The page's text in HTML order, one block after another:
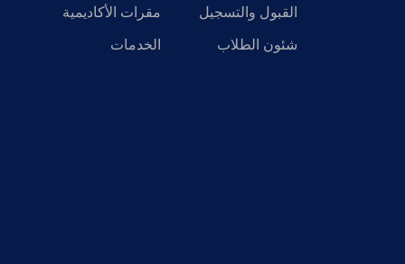
القبول والتسجيل
مقرات الأكاديمية
شئون الطلاب
الخدمات